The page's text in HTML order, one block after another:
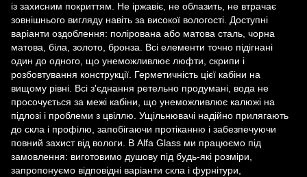
із захисним покриттям. Не іржавіє, не облазить, не втрачає
зовнішнього вигляду навіть за високої вологості. Доступні
варіанти оздоблення: полірована або матова сталь, чорна
матова, біла, золото, бронза. Всі елементи точно підігнані
один до одного, що унеможливлює люфти, скрипи і
розбовтування конструкції. Герметичність цієї кабіни на
вищому рівні. Всі з'єднання ретельно продумані, вода не
просочується за межі кабіни, що унеможливлює калюжі на
підлозі і проблеми з цвіллю. Ущільнювачі надійно прилягають
до скла і профілю, запобігаючи протіканню і забезпечуючи
повний захист від вологи. В Alfa Glass ми працюємо під
замовлення: виготовимо душову під будь-які розміри,
запропонуємо відповідні варіанти скла і фурнітури,